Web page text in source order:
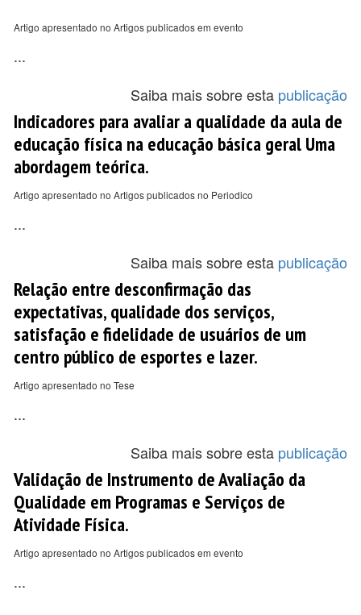
Artigo apresentado no Artigos publicados em evento
...
Saiba mais sobre esta publicação
Indicadores para avaliar a qualidade da aula de
educação física na educação básica geral Uma
abordagem teórica.
Artigo apresentado no Artigos publicados no Periodico
...
Saiba mais sobre esta publicação
Relação entre desconfirmação das
expectativas, qualidade dos serviços,
satisfação e fidelidade de usuários de um
centro público de esportes e lazer.
Artigo apresentado no Tese
...
Saiba mais sobre esta publicação
Validação de Instrumento de Avaliação da
Qualidade em Programas e Serviços de
Atividade Física.
Artigo apresentado no Artigos publicados em evento
...